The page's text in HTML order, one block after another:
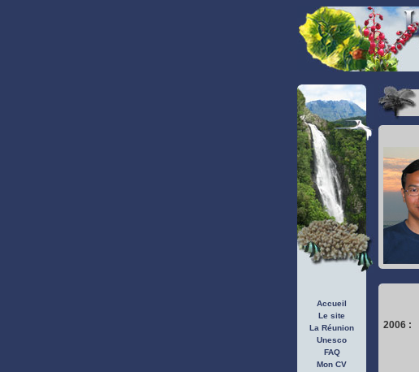
Accueil
Le site
La Réunion
Unesco
FAQ
Mon CV
2006 :